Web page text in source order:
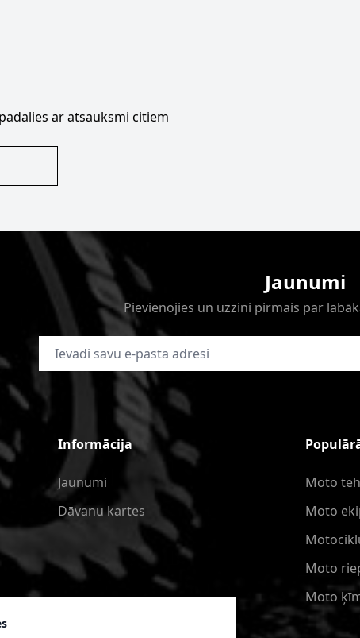
ar atsauksmi citiem
Jaunumi
Pievienojies un uzzini pirmais par
E-pasta adrese
Informācija
Jaunumi
Dāvanu kartes
Moto
Moto
Moto
Moto